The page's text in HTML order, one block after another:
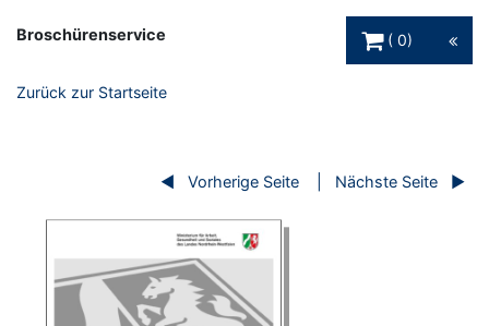
Broschürenservice
0
Zurück zur Startseite
Vorherige Seite Nächste Seite